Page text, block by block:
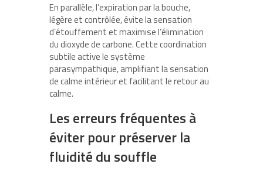
En parallèle, l’expiration par la bouche,
légère et contrôlée, évite la sensation
d’étouffement et maximise l’élimination
du dioxyde de carbone. Cette coordination
subtile active le système
parasympathique, amplifiant la sensation
de calme intérieur et facilitant le retour au
calme.
Les erreurs fréquentes à
éviter pour préserver la
fluidité du souffle